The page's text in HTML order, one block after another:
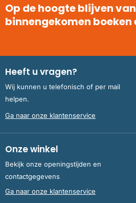
Op de hoogte blijven
binnengekomen boeken
Heeft u vragen?
Wij kunnen u telefonisch of per mail
helpen.
Ga naar onze klantenservice
Onze winkel
Bekijk onze openingstijden en
contactgegevens
Ga naar onze klantenservice